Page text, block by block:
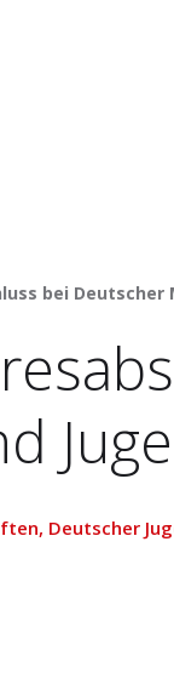
bei
, Deutscher